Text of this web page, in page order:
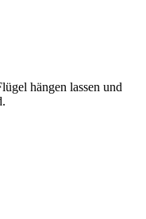
hängen lassen und